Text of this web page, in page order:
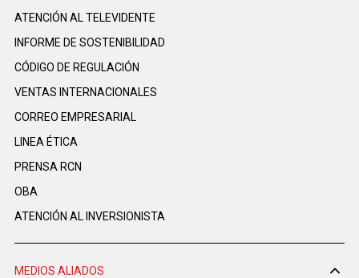
ATENCIÓN AL TELEVIDENTE
INFORME DE SOSTENIBILIDAD
CÓDIGO DE REGULACIÓN
VENTAS INTERNACIONALES
CORREO EMPRESARIAL
LINEA ÉTICA
PRENSA RCN
OBA
ATENCIÓN AL INVERSIONISTA
MEDIOS ALIADOS